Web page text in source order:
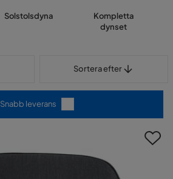
Solstolsdyna
Kompletta
dynset
Sortera efter
Snabb leverans